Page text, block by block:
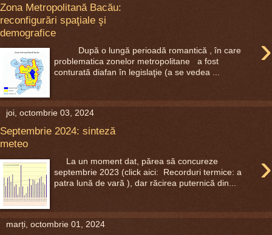
Zona Metropolitană Bacău:
reconfigurări spaţiale şi
demografice
›
După o lungă perioadă romantică , în care
problematica zonelor metropolitane a fost
conturată diafan în legislaţie (a se vedea ...
joi, octombrie 03, 2024
Septembrie 2024: sinteză
meteo
›
La un moment dat, părea să concureze
septembrie 2023 (click aici: Recorduri termice: a
patra lună de vară ), dar răcirea puternică din...
marți, octombrie 01, 2024